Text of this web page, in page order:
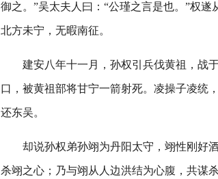
御之。”吴太夫人曰：“公瑾之言是也。”权
北方未宁，无暇南征。
建安八年十一月，孙权引兵伐黄祖，战
口，被黄祖部将甘宁一箭射死。凌操子凌统
还东吴。
却说孙权弟孙翊为丹阳太守，翊性刚好
杀翊之心；乃与翊从人边洪结为心腹，共谋